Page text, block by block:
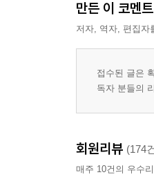
만든 이 코멘트
저자, 역자, 편집자
접수된 글은
독자 분들의
회원리뷰 (174
매주 10건의 우수